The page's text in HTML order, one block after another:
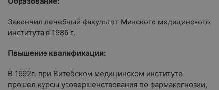
Закончил лечебный факультет Минского медицинского
института в 1986 г.
Пвышение квалификации:
В 1992г. при Витебском медицинском институте
прошел курсы усовершенствования по фармакогнозии,